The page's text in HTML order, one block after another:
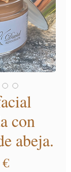
con
abeja.
Precio